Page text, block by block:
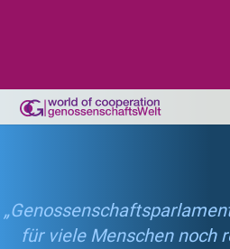
für viele Menschen noch